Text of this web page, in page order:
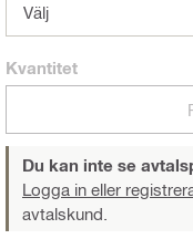
Välj
Kvantitet
Du kan inte se
Logga in eller
avtalskund.